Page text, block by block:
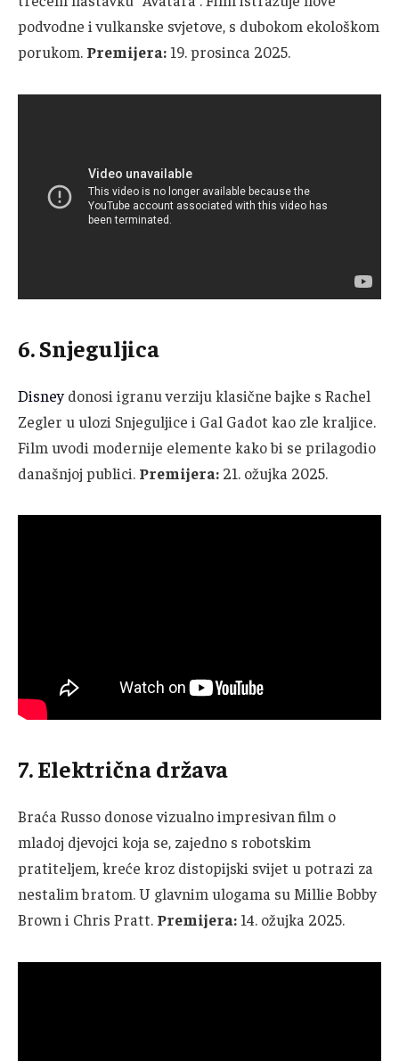
podvodne i vulkanske svjetove, s dubokom ekološkom
porukom. Premijera: 19. prosinca 2025.
6. Snjeguljica
Disneydonosi igranu verziju klasične bajke s Rachel
Zegler u ulozi Snjeguljice i Gal Gadot kao zle kraljice.
Film uvodi modernije elemente kako bi se prilagodio
današnjoj publici. Premijera: 21. ožujka 2025.
7. Električna država
Braća Russo donose vizualno impresivan film o
mladoj djevojci koja se, zajedno s robotskim
pratiteljem, kreće kroz distopijski svijet u potrazi za
nestalim bratom. U glavnim ulogama su Millie Bobby
Brown i Chris Pratt. Premijera: 14. ožujka 2025.